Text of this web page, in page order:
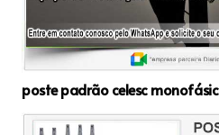
poste padrão celesc